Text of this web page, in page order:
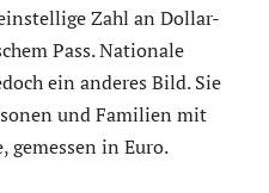
Zahl an Dollar-
Pass. Nationale
ein anderes Bild. Sie
und Familien mit
in Euro.